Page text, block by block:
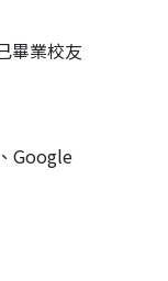
畢業校友
Google